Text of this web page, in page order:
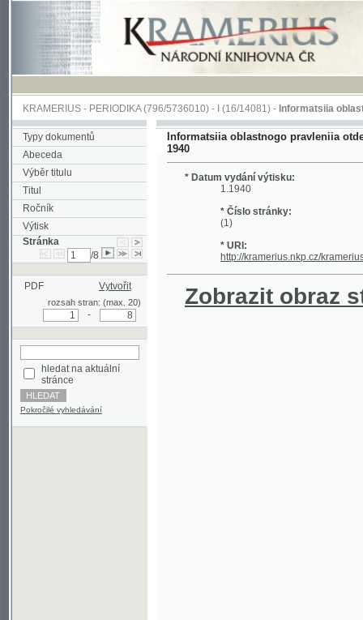
KRAMERIUS-PERIODIKA(796/5736010) -I(16/14081) -Informatsiia oblastnogo
Typy dokumentů
Abeceda
Výběr titulu
Titul
Ročník
Výtisk
Stránka
PDF Vytvořit
rozsah stran: (max. 20)
stránce
Pokročilé vyhledávání
Informatsiia oblastnogo pravleniia otdela
1940
* Datum vydání výtisku:
* Číslo stránky:
* URI:
Zobrazit obraz